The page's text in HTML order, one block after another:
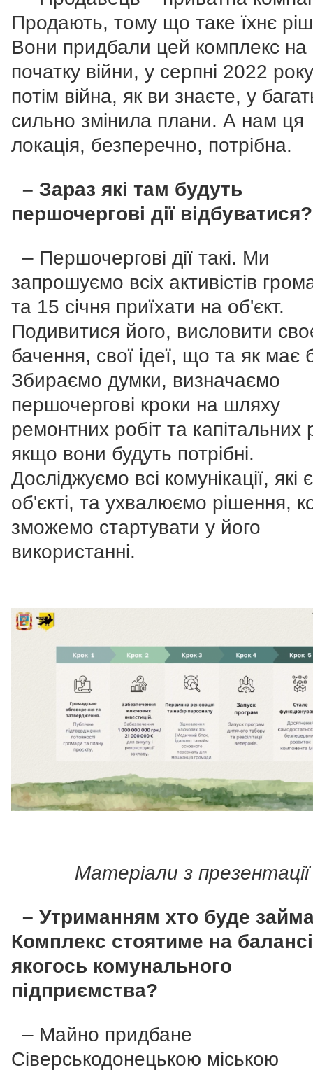
Продають, тому що таке їхнє
Вони придбали цей комплекс на
початку війни, у серпні 2022
потім війна, як ви знаєте, у
сильно змінила плани. А нам ця
локація, безперечно, потрібна.
– Зараз які там будуть
першочергові дії відбуватися?
– Першочергові дії такі. Ми
запрошуємо всіх активістів
та 15 січня приїхати на об'єкт.
Подивитися його, висловити
бачення, свої ідеї, що та як має
Збираємо думки, визначаємо
першочергові кроки на шляху
ремонтних робіт та капітальних
якщо вони будуть потрібні.
Досліджуємо всі комунікації, які
об'єкті, та ухвалюємо рішення,
зможемо стартувати у його
використанні.
Матеріали з презентації
– Утриманням хто буде
Комплекс стоятиме на балансі
якогось комунального
підприємства?
– Майно придбане
Сіверськодонецькою міською